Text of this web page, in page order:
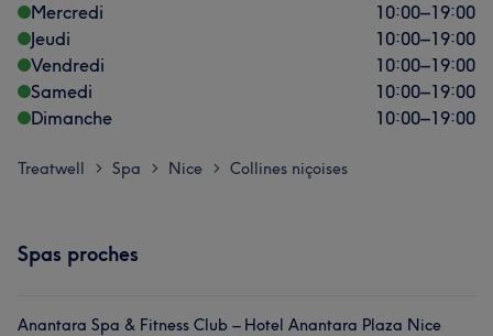
Mercredi
10:00–19:00
Jeudi
10:00–19:00
Vendredi
10:00–19:00
Samedi
10:00–19:00
Dimanche
10:00–19:00
Treatwell > Spa > Nice > Collines niçoises
Spas proches
Anantara Spa & Fitness Club – Hotel Anantara Plaza Nice